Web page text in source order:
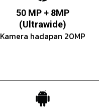
50 MP + 8MP
(Ultrawide)
Kamera hadapan 20MP